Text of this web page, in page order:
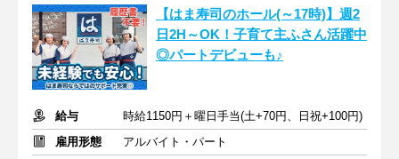
【はま寿司のホール(～17時)】週2
日2H～OK！子育て主ふさん活躍中
◎パートデビューも♪
給与
時給1150円＋曜日手当(土+70円、日祝+100円)
雇用形態
アルバイト・パート